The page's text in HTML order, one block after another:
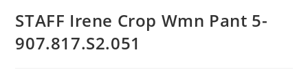
STAFF Irene Crop Wmn Pant 5-
907.817.S2.051